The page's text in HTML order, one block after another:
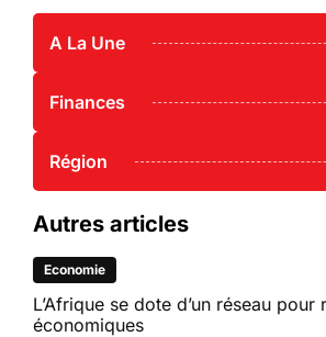
A La Une
Finances
Région
Autres articles
Economie
L’Afrique se dote d’un réseau
économiques